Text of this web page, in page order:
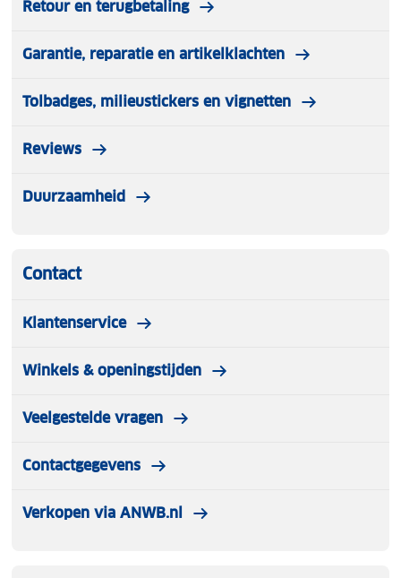
Vaste schuine lange, verstelbare schouderband
Hoogwaardig Hunter leer
Hide & Stitches logo verwerkt in het leer op
Retour en terugbetaling
Garantie, reparatie en artikelklachten
Tolbadges, milieustickers en vignetten
Reviews
Duurzaamheid
Contact
Klantenservice
Winkels & openingstijden
Veelgestelde vragen
Contactgegevens
Verkopen via ANWB.nl